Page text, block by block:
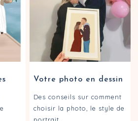
Votre photo en dessin
Des conseils sur comment
choisir la photo, le style de